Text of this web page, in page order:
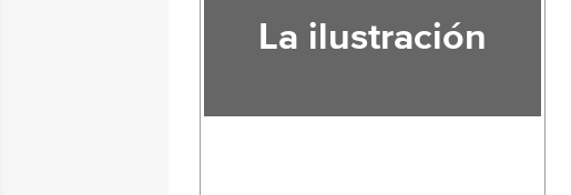
La ilustración